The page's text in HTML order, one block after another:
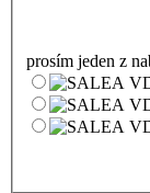
prosím jeden z